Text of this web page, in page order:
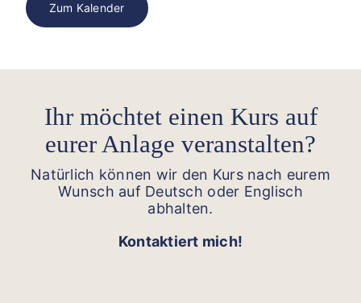
Zum Kalender
Ihr möchtet einen Kurs auf
eurer Anlage veranstalten?
Natürlich können wir den Kurs nach eurem
Wunsch auf Deutsch oder Englisch
abhalten.
Kontaktiert mich!